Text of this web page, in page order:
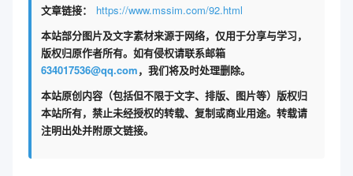
文章链接：
https://www.mssim.com/92.html
本站部分图片及文字素材来源于网络，仅用于分享与学习，
版权归原作者所有。如有侵权请联系邮箱
634017536@qq.com，我们将及时处理删除。
本站原创内容（包括但不限于文字、排版、图片等）版权归
本站所有，禁止未经授权的转载、复制或商业用途。转载请
注明出处并附原文链接。